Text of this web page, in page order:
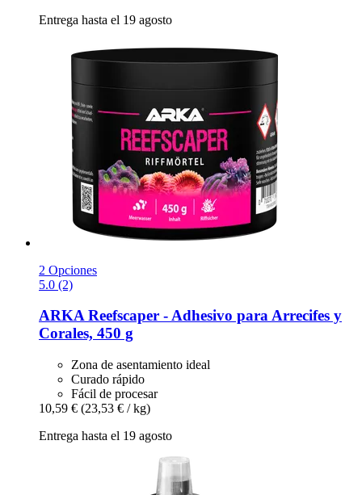
Entrega hasta el 19 agosto
2 Opciones
5.0 (2)
ARKAReefscaper -​ Adhesivo para Arrecifes y
Corales, 450 g
Zona de asentamiento ideal
Curado rápido
Fácil de procesar
10,59 € (23,53 € / kg)
Entrega hasta el 19 agosto